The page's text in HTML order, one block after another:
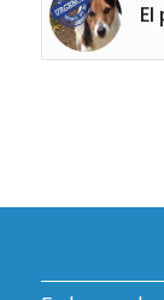
El